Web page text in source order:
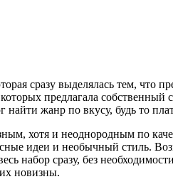
сразу выделялась тем, что
предлагала
жанр по вкусу, будь то
хотя и неоднородным по
идеи и необычный стиль.
набор сразу, без
новизны.